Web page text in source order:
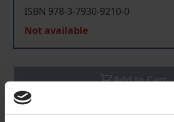
ISBN 978-3-7930-9210-0
Not available
Add to Cart
Add to Wish List
Delivery cost notice